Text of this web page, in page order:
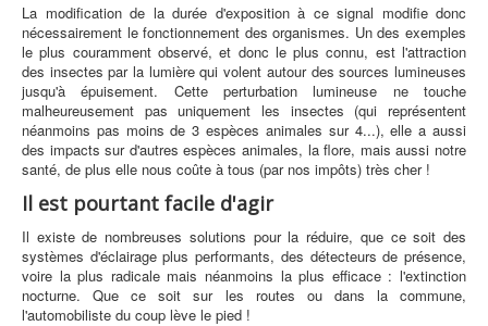
La modification de la durée d'exposition à ce signal modifie donc
nécessairement le fonctionnement des organismes. Un des exemples
le plus couramment observé, et donc le plus connu, est l'attraction
des insectes par la lumière qui volent autour des sources lumineuses
jusqu'à épuisement. Cette perturbation lumineuse ne touche
malheureusement pas uniquement les insectes (qui représentent
néanmoins pas moins de 3 espèces animales sur 4...), elle a aussi
des impacts sur d'autres espèces animales, la flore, mais aussi notre
santé, de plus elle nous coûte à tous (par nos impôts) très cher !
Il est pourtant facile d'agir
Il existe de nombreuses solutions pour la réduire, que ce soit des
systèmes d'éclairage plus performants, des détecteurs de présence,
voire la plus radicale mais néanmoins la plus efficace : l'extinction
nocturne. Que ce soit sur les routes ou dans la commune,
l'automobiliste du coup lève le pied !